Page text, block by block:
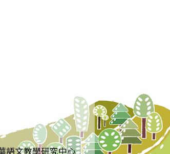
語文教學研究中心